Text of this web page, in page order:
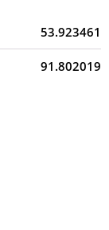
53.923461
91.802019